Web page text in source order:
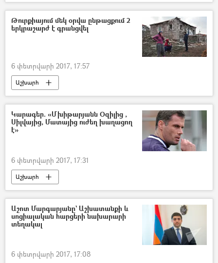
Թուրքիայում մեկ օրվա ընթացքում 2
երկրաշարժ է գրանցվել
6 փետրվարի 2017, 17:57
Աշխարհ
Կարագեր. «Մխիթարյանն Օզիլից ,
Սիլվայից, Մատայից ուժեղ խաղացող
է»
6 փետրվարի 2017, 17:31
Աշխարհ
Աշոտ Մարգարյանը` Աշխատանքի և
սոցիալական հարցերի նախարարի
տեղակալ
6 փետրվարի 2017, 17:08